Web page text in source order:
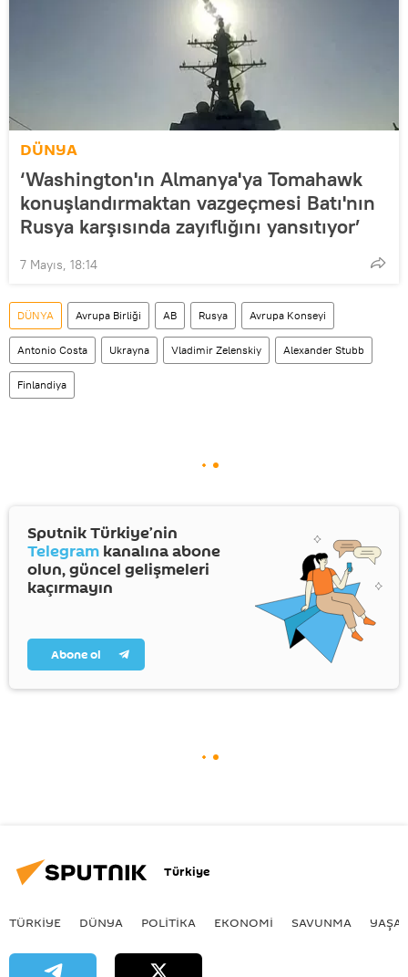
DÜNYA
‘Washington'ın Almanya'ya Tomahawk
konuşlandırmaktan vazgeçmesi Batı'nın
Rusya karşısında zayıflığını yansıtıyor’
7 Mayıs, 18:14
DÜNYA Avrupa Birliği AB Rusya Avrupa Konseyi
Antonio Costa Ukrayna Vladimir Zelenskiy Alexander Stubb
Finlandiya
Sputnik Türkiye’nin
Telegram kanalına abone
olun, güncel gelişmeleri
kaçırmayın
Abone ol
Türkiye
TÜRKIYE DÜNYA POLİTİKA EKONOMİ SAVUNMA